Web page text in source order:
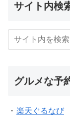
サイト内検
グルメな予
・ 楽天ぐるなび